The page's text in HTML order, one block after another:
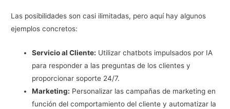
Las posibilidades son casi ilimitadas, pero aquí hay algunos
ejemplos concretos:
Servicio al Cliente: Utilizar chatbots impulsados por IA
para responder a las preguntas de los clientes y
proporcionar soporte 24/7.
Marketing: Personalizar las campañas de marketing en
función del comportamiento del cliente y automatizar la